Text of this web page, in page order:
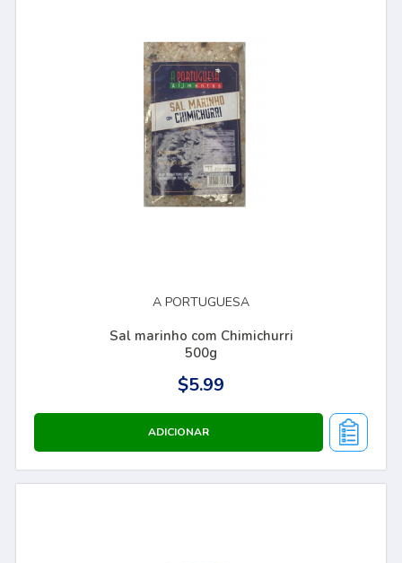
A PORTUGUESA
Sal marinho com Chimichurri
500g
$5.99